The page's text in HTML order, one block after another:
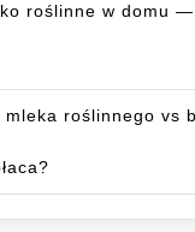
roślinne w domu
mleka roślinnego vs